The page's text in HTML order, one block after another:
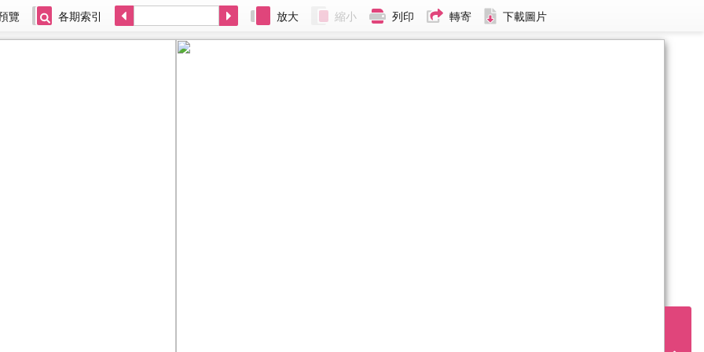
覽 各期索引 放大 縮小 列印 轉寄 下載圖片